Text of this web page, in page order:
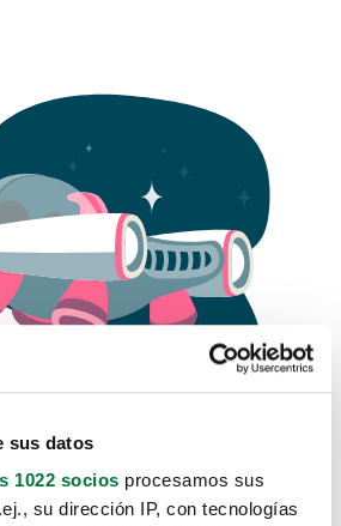
sus datos
1022 socios procesamos sus
su dirección IP, con tecnologías